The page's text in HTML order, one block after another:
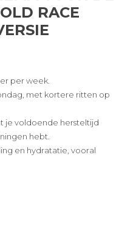
RACE
per week.
met kortere ritten op
je voldoende hersteltijd
hebt.
en hydratatie, vooral